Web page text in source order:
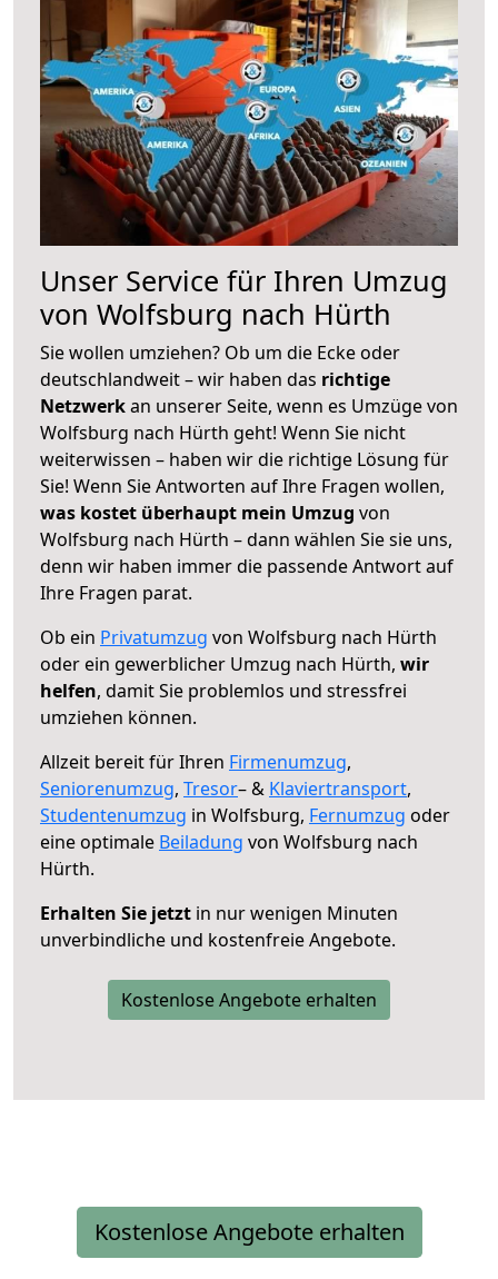
Unser Service für Ihren Umzug
von Wolfsburg nach Hürth
Sie wollen umziehen? Ob um die Ecke oder
deutschlandweit – wir haben das richtige
Netzwerkan unserer Seite, wenn es Umzüge von
Wolfsburg nach Hürth geht! Wenn Sie nicht
weiterwissen – haben wir die richtige Lösung für
Sie! Wenn Sie Antworten auf Ihre Fragen wollen,
was kostet überhaupt mein Umzug von
Wolfsburg nach Hürth – dann wählen Sie sie uns,
denn wir haben immer die passende Antwort auf
Ihre Fragen parat.
Ob ein Privatumzug von Wolfsburg nach Hürth
oder ein gewerblicher Umzug nach Hürth, wir
helfen, damit Sie problemlos und stressfrei
umziehen können.
Allzeit bereit für Ihren Firmenumzug,
Seniorenumzug, Tresor– & Klaviertransport,
Studentenumzug in Wolfsburg, Fernumzug oder
eine optimale Beiladung von Wolfsburg nach
Hürth.
Erhalten Sie jetzt in nur wenigen Minuten
unverbindliche und kostenfreie Angebote.
Kostenlose Angebote erhalten
Kostenlose Angebote erhalten